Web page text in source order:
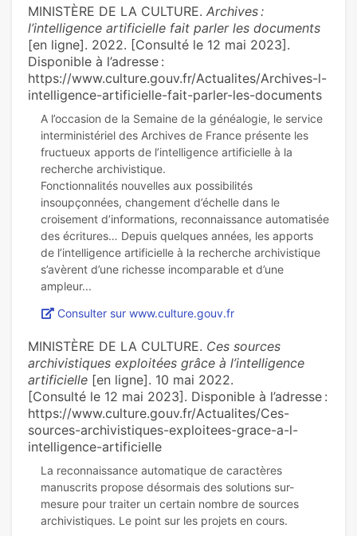
MINISTÈRE DE LA CULTURE. Archives :
l’intelligence artificielle fait parler les documents
[en ligne]. 2022. [Consulté le 12 mai 2023].
Disponible à l’adresse :
https://www.culture.gouv.fr/Actualites/Archives-l-
intelligence-artificielle-fait-parler-les-documents
A l’occasion de la Semaine de la généalogie, le service
interministériel des Archives de France présente les
fructueux apports de l’intelligence artificielle à la
recherche archivistique.
Fonctionnalités nouvelles aux possibilités
insoupçonnées, changement d’échelle dans le
croisement d’informations, reconnaissance automatisée
des écritures… Depuis quelques années, les apports
de l’intelligence artificielle à la recherche archivistique
s’avèrent d’une richesse incomparable et d’une
Consulter sur www.culture.gouv.fr
MINISTÈRE DE LA CULTURE. Ces sources
archivistiques exploitées grâce à l’intelligence
artificielle [en ligne]. 10 mai 2022.
[Consulté le 12 mai 2023]. Disponible à l’adresse :
https://www.culture.gouv.fr/Actualites/Ces-
sources-archivistiques-exploitees-grace-a-l-
intelligence-artificielle
La reconnaissance automatique de caractères
manuscrits propose désormais des solutions sur-
mesure pour traiter un certain nombre de sources
archivistiques. Le point sur les projets en cours.